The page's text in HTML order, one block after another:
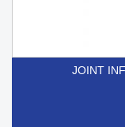
JOINT